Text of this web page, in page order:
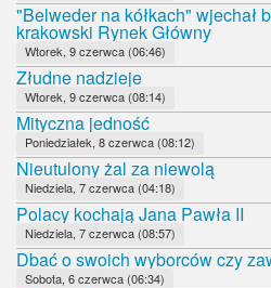
"Belweder na kółkach" wjechał
krakowski Rynek Główny
Wtorek, 9 czerwca (06:46)
Złudne nadzieje
Wtorek, 9 czerwca (08:14)
Mityczna jedność
Poniedziałek, 8 czerwca (08:12)
Nieutulony żal za niewolą
Niedziela, 7 czerwca (04:18)
Polacy kochają Jana Pawła II
Niedziela, 7 czerwca (08:57)
Dbać o swoich wyborców czy
Sobota, 6 czerwca (06:34)